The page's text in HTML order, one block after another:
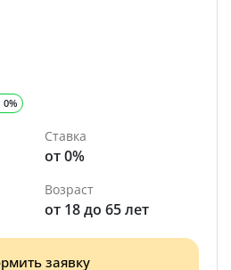
Ставка
от 0%
Возраст
от 18 до 65 лет
заявку